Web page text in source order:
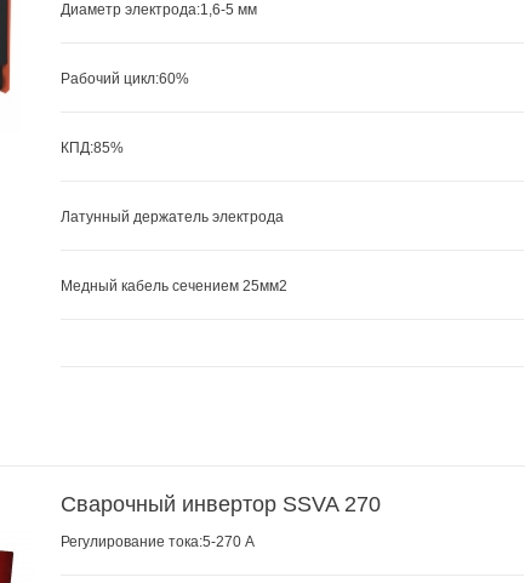
Диаметр электрода:1,6-5 мм
Рабочий цикл:60%
КПД:85%
Латунный держатель электрода
Медный кабель сечением 25мм2
Сварочный инвертор SSVA 270
Регулирование тока:5-270 А